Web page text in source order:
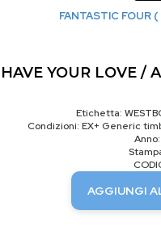
FANTASTIC FOUR
YOUR LOVE /
Etichetta:
Condizioni: EX+ Generic
AGGIUNGI